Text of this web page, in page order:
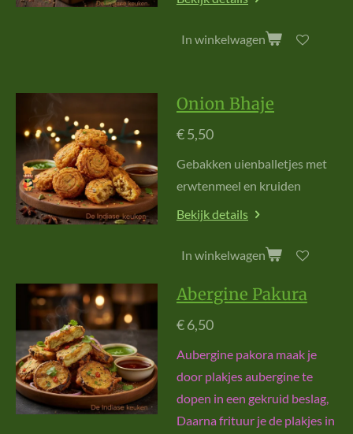
In winkelwagen
Onion Bhaje
€ 5,50
Gebakken uienballetjes met
erwtenmeel en kruiden
Bekijk details
In winkelwagen
Abergine Pakura
€ 6,50
Aubergine pakora maak je
door plakjes aubergine te
dopen in een gekruid beslag,
Daarna frituur je de plakjes in